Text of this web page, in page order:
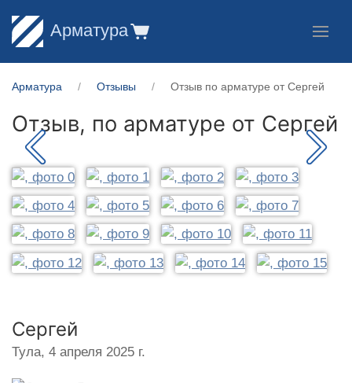
Арматура
Арматура Отзывы Отзыв по арматуре от Сергей
Отзыв, по арматуре от Сергей
Сергей
Тула, 4 апреля 2025 г.